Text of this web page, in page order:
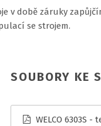
v době záruky
se strojem.
SOUBORY KE
WELCO 6303S -